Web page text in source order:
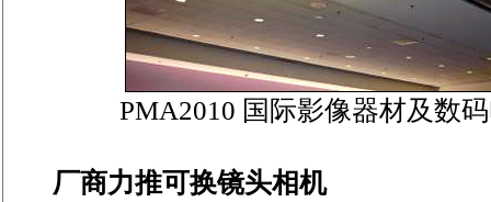
PMA2010 国际影像器材及数
厂商力推可换镜头相机